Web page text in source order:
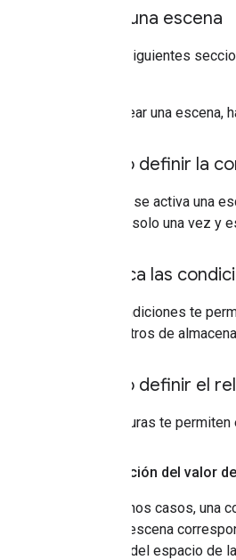
Crea una escena
En las siguientes
Para crear una escena,
Cómo definir la
Cuando se activa una
ejecuta solo una vez y
Verifica las
Las condiciones te
parámetros de
Cómo definir el
Las ranuras te
Asignación del valor
En muchos casos,
de una escena
relleno del espacio de